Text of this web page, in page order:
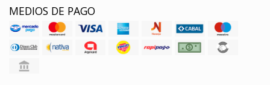
MEDIOS DE PAGO